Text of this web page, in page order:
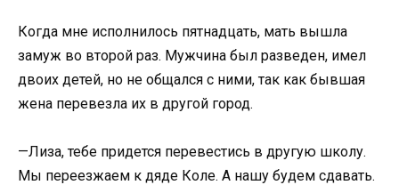
Когда мне исполнилось пятнадцать, мать вышла
замуж во второй раз. Мужчина был разведен, имел
двоих детей, но не общался с ними, так как бывшая
жена перевезла их в другой город.
—Лиза, тебе придется перевестись в другую школу.
Мы переезжаем к дяде Коле. А нашу будем сдавать.